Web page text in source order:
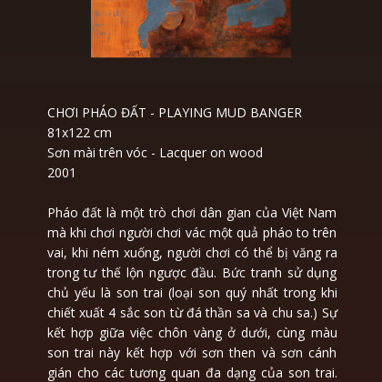
CHƠI PHÁO ĐẤT - PLAYING MUD BANGER
81x122 cm
Sơn mài trên vóc - Lacquer on wood
2001
Pháo đất là một trò chơi dân gian của Việt Nam
mà khi chơi người chơi vác một quả pháo to trên
vai, khi ném xuống, người chơi có thể bị văng ra
trong tư thế lộn ngược đầu. Bức tranh sử dụng
chủ yếu là son trai (loại son quý nhất trong khi
chiết xuất 4 sắc son từ đá thần sa và chu sa.) Sự
kết hợp giữa việc chôn vàng ở dưới, cùng màu
son trai này kết hợp với sơn then và sơn cánh
gián cho các tương quan đa dạng của son trai.